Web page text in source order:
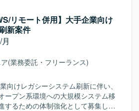
わることで、上流から下流までの
AWS、Red Hat
10、SMAIL、JP1/AJS、
Tibero などを利用しています。
きます。インフラ基盤、ミドルウェ
ームの一員として、HULFTを用いた
および設計、導入を行っていただき
の監視運用切り替えに関連する業務
の作成などもご対応いただきます。
者とコミュニケーションを取りなが
ていただける方を求めております。
方式説明に抵抗がなく、技術面と
方にバランスよく取り組んでいただ
規模なレ
ロジェクトに参画することで、メイ
リモート併用】大手企業向け
新案件
(業務委託・フリーランス)
向けレガシーシステム刷新に伴い、
ープン系環境への大規模システム移
するための体制強化として募集して